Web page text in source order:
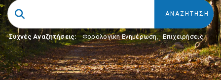
Συχνές Αναζητήσεις: Φορολογικη Ενημέρωση, Επιχειρήσεις